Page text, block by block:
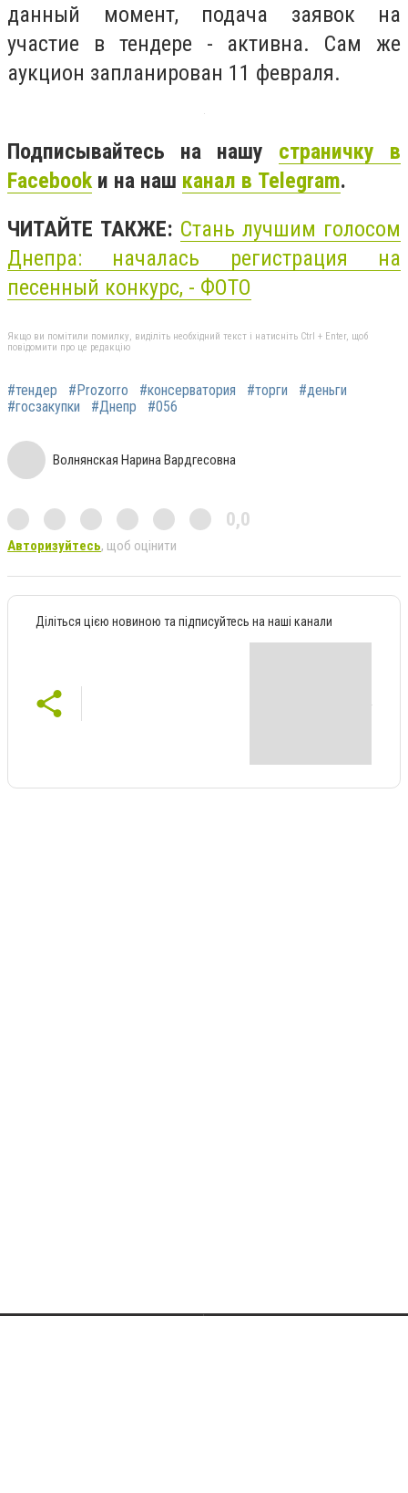
данный момент, подача заявок на
участие в тендере - активна. Сам же
аукцион запланирован 11 февраля.
Подписывайтесь на нашу страничку в
Facebook и на наш канал в Telegram.
ЧИТАЙТЕ ТАКЖЕ: Стань лучшим голосом
Днепра: началась регистрация на
песенный конкурс, - ФОТО
Якщо ви помітили помилку, виділіть необхідний текст і натисніть Ctrl + Enter, щоб
повідомити про це редакцію
#тендер #Рrozorro #консерватория #торги
#деньги
#госзакупки
#Днепр #056
Волнянская Нарина Вардгесовна
0,0
Авторизуйтесь, щоб оцінити
Діліться цією новиною та підписуйтесь на наші канали